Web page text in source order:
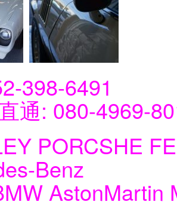
398-6491
通:‬ ‭080-4969-
PORCSHE
Benz
AstonMartin